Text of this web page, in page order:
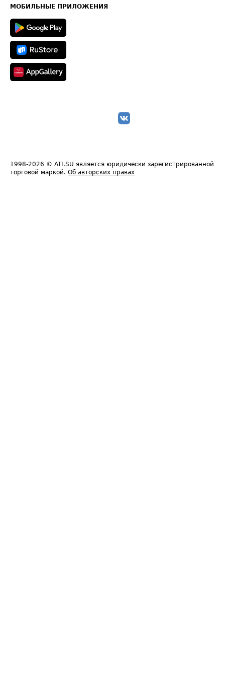
Техническая информация
МОБИЛЬНЫЕ ПРИЛОЖЕНИЯ
1998-2026 © ATI.SU является юридически зарегистрированной
торговой маркой. Об авторских правах